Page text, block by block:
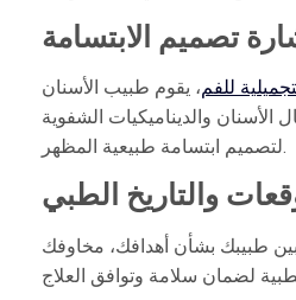
تصميم الابتسامة
للفم، يقوم طبيب الأسنان
والديناميكيات الشفوية
لتصميم ابتسامة طبيعية المظهر.
والتاريخ الطبي
طبيبك بشأن أهدافك، مخاوفك